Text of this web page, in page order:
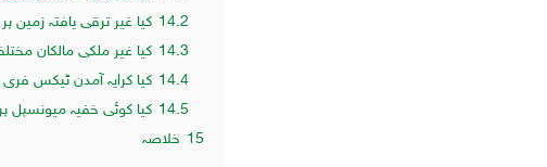
14.2 کیا غیر ترقی یافتہ زمین
14.3 کیا غیر ملکی مالکان
14.4 کیا کرایہ آمدن ٹیکس فری
14.5 کیا کوئی خفیہ میونسپل
15 خلاصہ